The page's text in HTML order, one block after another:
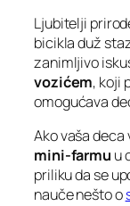
Ljubitelji
bicikla duž
zanimljivo
vozićem, koji
omogućava
Ako vaša
mini-farmu u
priliku da se
nauče nešto o